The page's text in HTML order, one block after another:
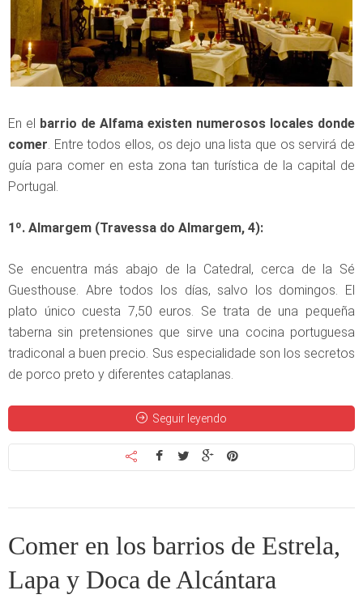
En el barrio de Alfama existen numerosos locales donde
comer. Entre todos ellos, os dejo una lista que os servirá de
guía para comer en esta zona tan turística de la capital de
Portugal.
1º. Almargem (Travessa do Almargem, 4):
Se encuentra más abajo de la Catedral, cerca de la Sé
Guesthouse. Abre todos los días, salvo los domingos. El
plato único cuesta 7,50 euros. Se trata de una pequeña
taberna sin pretensiones que sirve una cocina portuguesa
tradiconal a buen precio. Sus especialidade son los secretos
de porco preto y diferentes cataplanas.
Seguir leyendo
Comer en los barrios de Estrela,
Lapa y Doca de Alcántara